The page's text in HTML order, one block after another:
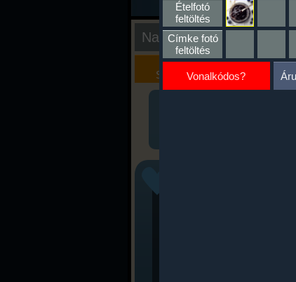
Nap kiértékelése
Kalória
Szimulátor
Értékelés
Ételfotó
feltöltés
Címke fotó
feltöltés
Vonalkódos?